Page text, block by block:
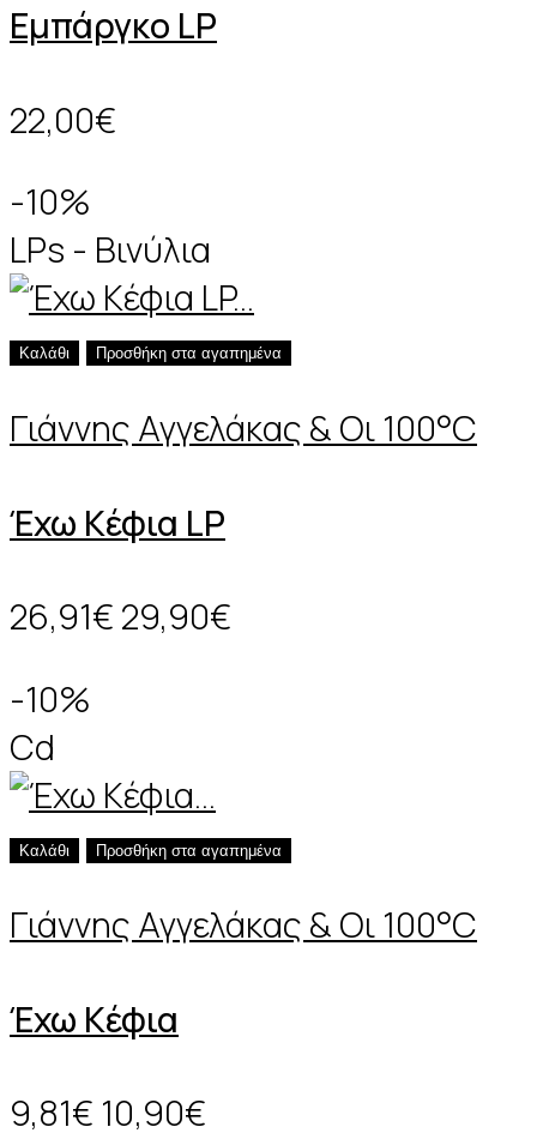
Εμπάργκο LP
22,00€
-10%
LPs - Βινύλια
Καλάθι Προσθήκη στα αγαπημένα
Γιάννης Αγγελάκας & Οι 100°C
Έχω Κέφια LP
26,91€ 29,90€
-10%
Cd
Καλάθι Προσθήκη στα αγαπημένα
Γιάννης Αγγελάκας & Οι 100°C
Έχω Κέφια
9,81€ 10,90€